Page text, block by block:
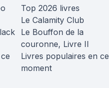
Top 2026 livres
Le Calamity Club
Le Bouffon de la
couronne, Livre II
Livres populaires en ce
moment